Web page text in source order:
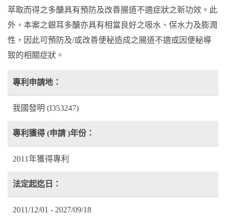
萃取而得之多醣具有預防及改善腸道不適症狀之新功效。此
外，本案之銀耳多醣亦具有相當良好之吸水、保水力及膨潤
性，因此可預防及/或改善便秘造成之腸道不適或因便秘導
致的相關症狀。
專利申請地：
我國發明 (I353247)
專利獲得 (申請 )年份：
2011年獲得專利
法定起迄日：
2011/12/01 - 2027/09/18